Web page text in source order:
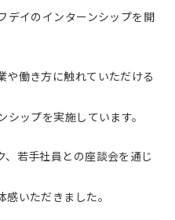
デイのインターンシップを開
や働き方に触れていただける
ップを実施しています。
若手社員との座談会を通じ
いただきました。